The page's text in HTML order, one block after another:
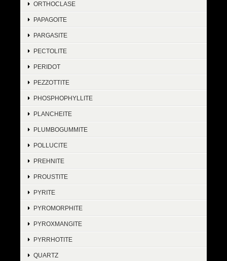
ORTHOCLASE
PAPAGOITE
PARGASITE
PECTOLITE
PERIDOT
PEZZOTTITE
PHOSPHOPHYLLITE
PLANCHEITE
PLUMBOGUMMITE
POLLUCITE
PREHNITE
PROUSTITE
PYRITE
PYROMORPHITE
PYROXMANGITE
PYRRHOTITE
QUARTZ